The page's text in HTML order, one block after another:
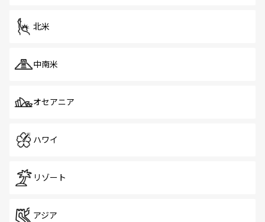
北米
中南米
オセアニア
ハワイ
リゾート
アジア